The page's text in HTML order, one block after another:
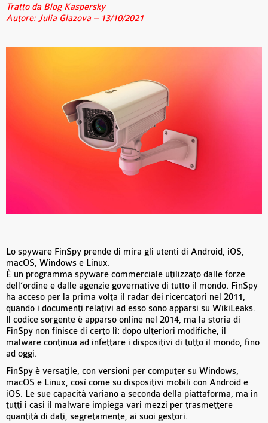
Tratto da Blog Kaspersky
Autore: Julia Glazova – 13/10/2021
Lo spyware FinSpy prende di mira gli utenti di Android, iOS,
macOS, Windows e Linux.
È un programma spyware commerciale utilizzato dalle forze
dell’ordine e dalle agenzie governative di tutto il mondo. FinSpy
ha acceso per la prima volta il radar dei ricercatori nel 2011,
quando i documenti relativi ad esso sono apparsi su WikiLeaks.
Il codice sorgente è apparso online nel 2014, ma la storia di
FinSpy non finisce di certo lì: dopo ulteriori modifiche, il
malware continua ad infettare i dispositivi di tutto il mondo, fino
ad oggi.
FinSpy è versatile, con versioni per computer su Windows,
macOS e Linux, così come su dispositivi mobili con Android e
iOS. Le sue capacità variano a seconda della piattaforma, ma in
tutti i casi il malware impiega vari mezzi per trasmettere
quantità di dati, segretamente, ai suoi gestori.